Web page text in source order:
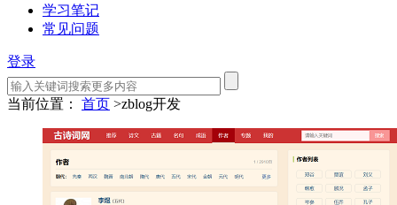
学习笔记
常见问题
登录
当前位置： 首页 >zblog开发